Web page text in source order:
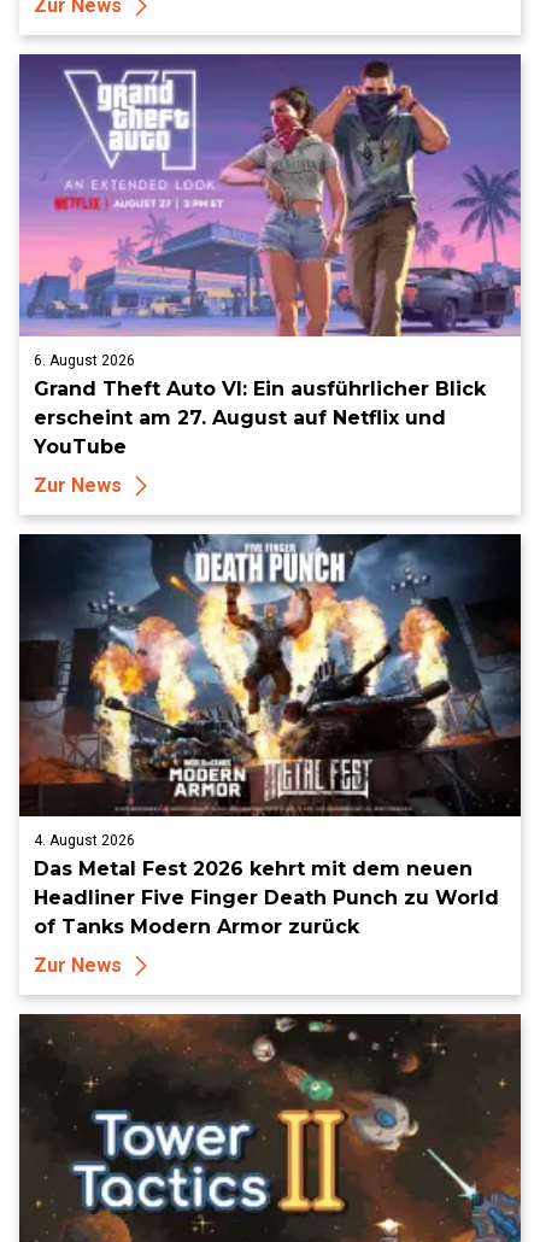
Zur News
6. August 2026
Grand Theft Auto VI: Ein ausführlicher Blick
erscheint am 27. August auf Netflix und
YouTube
Zur News
4. August 2026
Das Metal Fest 2026 kehrt mit dem neuen
Headliner Five Finger Death Punch zu World
of Tanks Modern Armor zurück
Zur News